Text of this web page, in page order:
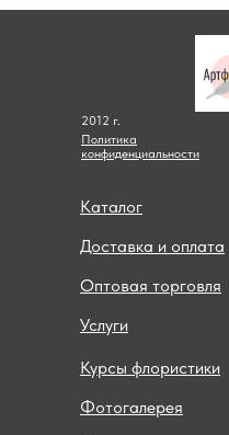
Курсы флористики
Фотогалерея
Каталог
Доставка и оплата
Оптовая торговля
Услуги
2012 г.
Политика
конфиденциальности